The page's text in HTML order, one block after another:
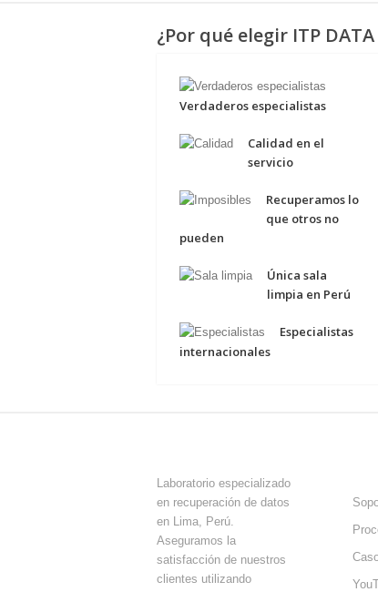
¿Por qué elegir ITP DATA
Verdaderos especialistas
Calidad en el
servicio
Recuperamos lo
que otros no
pueden
Única sala
limpia en Perú
Especialistas
internacionales
Laboratorio especializado
en recuperación de datos
en Lima, Perú.
Aseguramos la
satisfacción de nuestros
clientes utilizando